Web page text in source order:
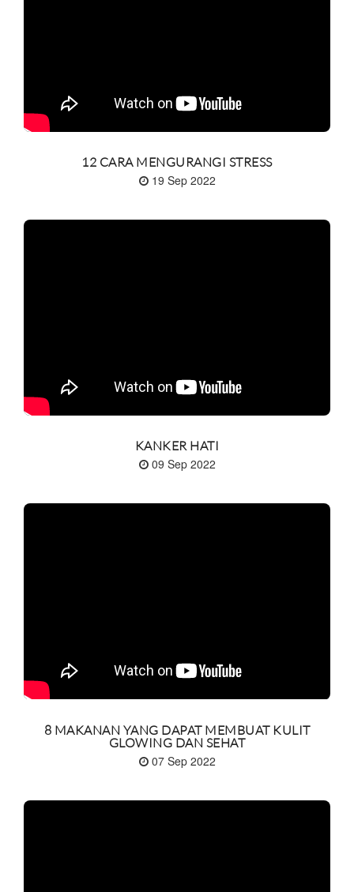
12 CARA MENGURANGI STRESS
19 Sep 2022
KANKER HATI
09 Sep 2022
8 MAKANAN YANG DAPAT MEMBUAT KULIT
GLOWING DAN SEHAT
07 Sep 2022